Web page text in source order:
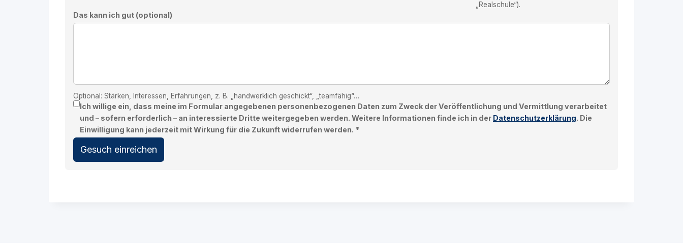
„Realschule“).
Das kann ich gut (optional)
Optional: Stärken, Interessen, Erfahrungen, z. B. „handwerklich geschickt“, „teamfähig“…
Ich willige ein, dass meine im Formular angegebenen personenbezogenen Daten zum Zweck der Veröffentlichung und Vermittlung verarbeitet
und – sofern erforderlich – an interessierte Dritte weitergegeben werden. Weitere Informationen finde ich in der Datenschutzerklärung. Die
Einwilligung kann jederzeit mit Wirkung für die Zukunft widerrufen werden. *
Gesuch einreichen